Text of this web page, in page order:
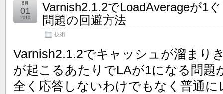
Varnish2.1.2でLoadAverageが1
問題の回避方法
技術
6月
01
2010
Varnish2.1.2でキャッシュが溜まり
が起こるあたりでLAが1になる問題
全く応答しないわけでもなく普通